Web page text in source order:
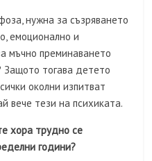
нужна за съзряването
емоционално и
мъчно преминаването
Защото тогава детето
околни изпитват
вече тези на психиката.
хора трудно се
години?